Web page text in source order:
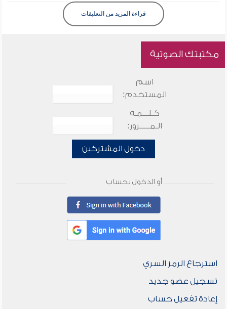
قراءة المزيد من التعليقات
مكتبتك الصوتية
اسم
المستخدم:
كـلـــمـة
الـمـــــرور:
دخول المشتركين
أو الدخول بحساب
استرجاع الرمز السري
تسجيل عضو جديد
إعادة تفعيل حساب